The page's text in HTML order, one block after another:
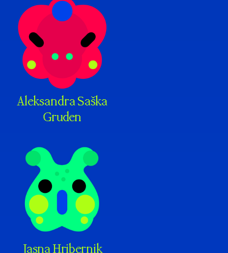
Aleksandra Saška
Gruden
Jasna Hribernik